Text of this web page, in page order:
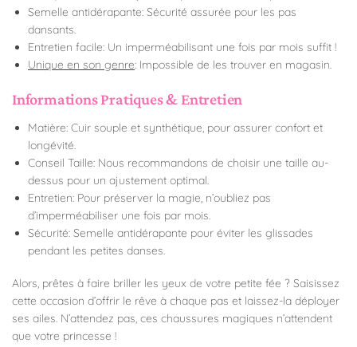
Semelle antidérapante: Sécurité assurée pour les pas
dansants.
Entretien facile: Un imperméabilisant une fois par mois suffit !
Unique en son genre: Impossible de les trouver en magasin.
Informations Pratiques & Entretien
Matière: Cuir souple et synthétique, pour assurer confort et
longévité.
Conseil Taille: Nous recommandons de choisir une taille au-
dessus pour un ajustement optimal.
Entretien: Pour préserver la magie, n’oubliez pas
d’imperméabiliser une fois par mois.
Sécurité: Semelle antidérapante pour éviter les glissades
pendant les petites danses.
Alors, prêtes à faire briller les yeux de votre petite fée ? Saisissez
cette occasion d’offrir le rêve à chaque pas et laissez-la déployer
ses ailes. N’attendez pas, ces chaussures magiques n’attendent
que votre princesse !